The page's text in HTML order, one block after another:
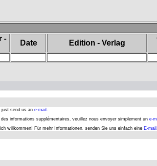
-
Date Edition - Verlag
just send us an e-mail.
informations supplémentaires, veuillez nous envoyer simplement un e-
willkommen! Für mehr Informationen, senden Sie uns einfach eine E-mail